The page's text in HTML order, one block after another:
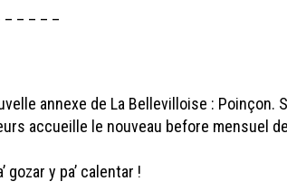
– – – –
annexe de La Bellevilloise : Poinçon.
accueille le nouveau before mensuel
gozar y pa’ calentar !